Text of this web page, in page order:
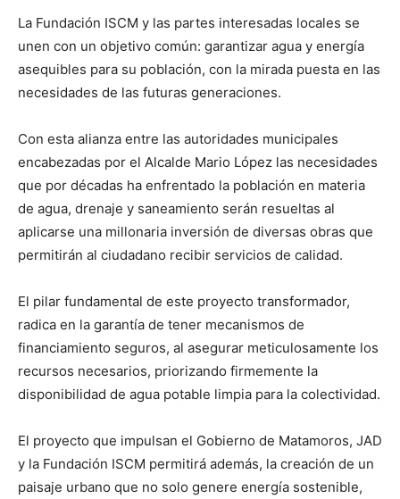
La Fundación ISCM y las partes interesadas locales se
unen con un objetivo común: garantizar agua y energía
asequibles para su población, con la mirada puesta en las
necesidades de las futuras generaciones.
Con esta alianza entre las autoridades municipales
encabezadas por el Alcalde Mario López las necesidades
que por décadas ha enfrentado la población en materia
de agua, drenaje y saneamiento serán resueltas al
aplicarse una millonaria inversión de diversas obras que
permitirán al ciudadano recibir servicios de calidad.
El pilar fundamental de este proyecto transformador,
radica en la garantía de tener mecanismos de
financiamiento seguros, al asegurar meticulosamente los
recursos necesarios, priorizando firmemente la
disponibilidad de agua potable limpia para la colectividad.
El proyecto que impulsan el Gobierno de Matamoros, JAD
y la Fundación ISCM permitirá además, la creación de un
paisaje urbano que no solo genere energía sostenible,